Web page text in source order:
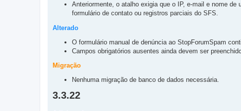
Anteriormente, o atalho exigia que o IP, e-mail e nome
formulário de contato ou registros parciais do SFS.
Alterado
O formulário manual de denúncia ao StopForumSpam
Campos obrigatórios ausentes ainda devem ser
Migração
Nenhuma migração de banco de dados necessária.
3.3.22